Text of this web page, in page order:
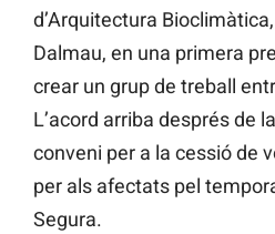
d’Arquitectura
Dalmau, en una primera
crear un grup de treball
L’acord arriba després de
conveni per a la cessió de
per als afectats pel
Segura.